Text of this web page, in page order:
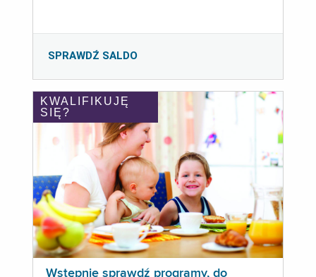
SPRAWDŹ SALDO
KWALIFIKUJĘ
SIĘ?
Wstępnie sprawdź programy, do